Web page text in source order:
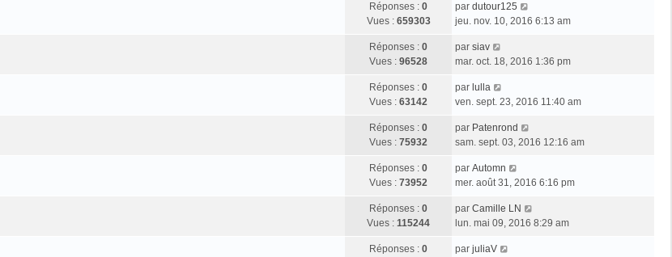
Réponses : 0
Vues : 659303
par dutour125
jeu. nov. 10, 2016 6:13 am
Réponses : 0
Vues : 96528
par siav
mar. oct. 18, 2016 1:36 pm
Réponses : 0
Vues : 63142
par lulla
ven. sept. 23, 2016 11:40 am
Réponses : 0
Vues : 75932
par Patenrond
sam. sept. 03, 2016 12:16 am
Réponses : 0
Vues : 73952
par Automn
mer. août 31, 2016 6:16 pm
Réponses : 0
Vues : 115244
par Camille LN
lun. mai 09, 2016 8:29 am
Réponses : 0
par juliaV